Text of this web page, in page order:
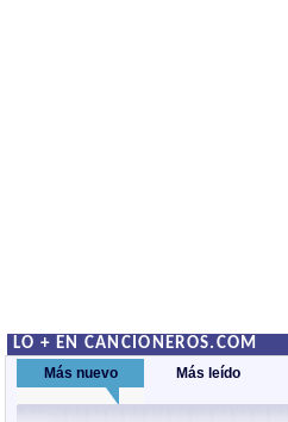
LO + EN CANCIONEROS.COM
Más nuevo Más leído